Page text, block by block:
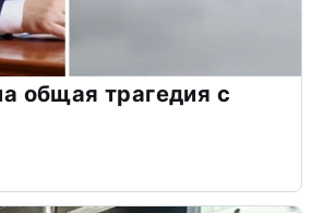
общая трагедия с